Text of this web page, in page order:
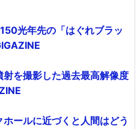
光年先の「はぐれブラッ
を撮影した過去最高解像度
ールに近づくと人間はどう